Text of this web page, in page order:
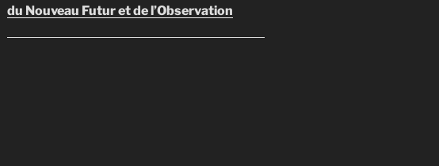
du Nouveau Futur et de l’Observation